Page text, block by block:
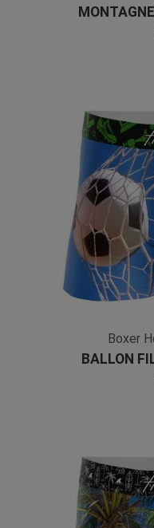
Boxer
BALLON
Bleu